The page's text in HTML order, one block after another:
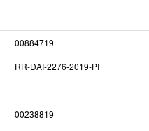
00884719
RR-DAI-2276-2019-PI
00238819